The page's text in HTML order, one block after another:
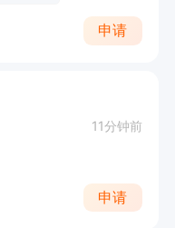
申请
11分钟前
申请